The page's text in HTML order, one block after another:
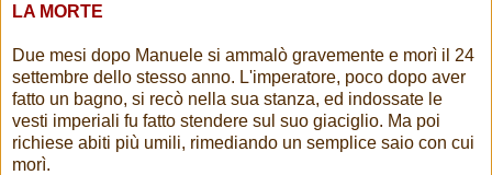
LA MORTE
Due mesi dopo Manuele si ammalò gravemente e morì il 24
settembre dello stesso anno. L'imperatore, poco dopo aver
fatto un bagno, si recò nella sua stanza, ed indossate le
vesti imperiali fu fatto stendere sul suo giaciglio. Ma poi
richiese abiti più umili, rimediando un semplice saio con cui
morì.